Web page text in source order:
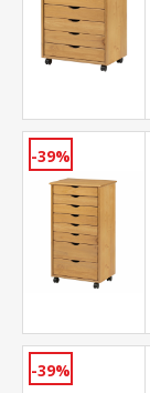
-39%
-39%